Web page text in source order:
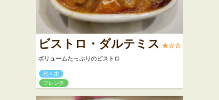
ビストロ・ダルテミス ★☆☆
ボリュームたっぷりのビストロ
代々木
フレンチ